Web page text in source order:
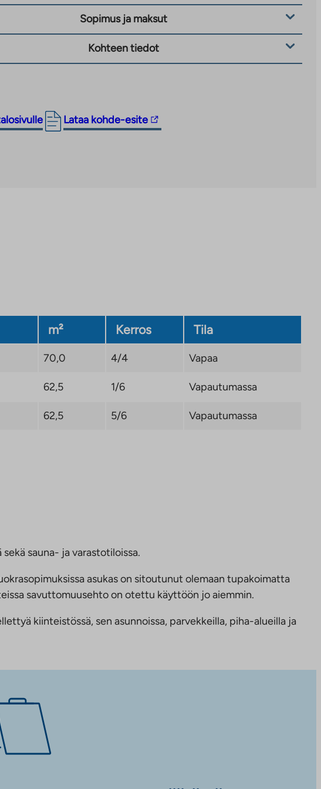
Sopimus ja maksut
Kohteen tiedot
Lataa kohde-esite
Linkki
vie
m² Kerros Tila
70,0 4/4 Vapaa
62,5 1/6 Vapautumassa
62,5 5/6 Vapautumassa
sauna- ja varastotiloissa.
asukas on sitoutunut olemaan tupakoimatta
savuttomuusehto on otettu käyttöön jo aiemmin.
kiinteistössä, sen asunnoissa, parvekkeilla, piha-alueilla ja